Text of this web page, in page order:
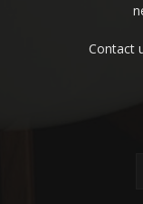
Contact